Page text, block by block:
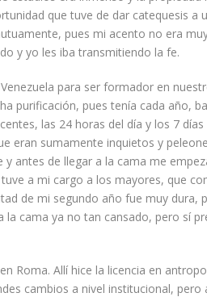
que tuve de dar catequesis a
pues mi acento no era
y yo les iba transmitiendo la fe.
para ser formador en
purificación, pues tenía cada año,
las 24 horas del día y los 7
eran sumamente inquietos y
antes de llegar a la cama me
a mi cargo a los mayores, que
de mi segundo año fue muy dura,
la cama ya no tan cansado, pero sí
Roma. Allí hice la licencia en
cambios a nivel institucional, pero